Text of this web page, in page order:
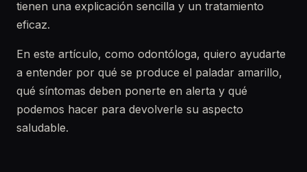
tienen una explicación sencilla y un tratamiento
eficaz.
En este artículo, como odontóloga, quiero ayudarte
a entender por qué se produce el paladar amarillo,
qué síntomas deben ponerte en alerta y qué
podemos hacer para devolverle su aspecto
saludable.